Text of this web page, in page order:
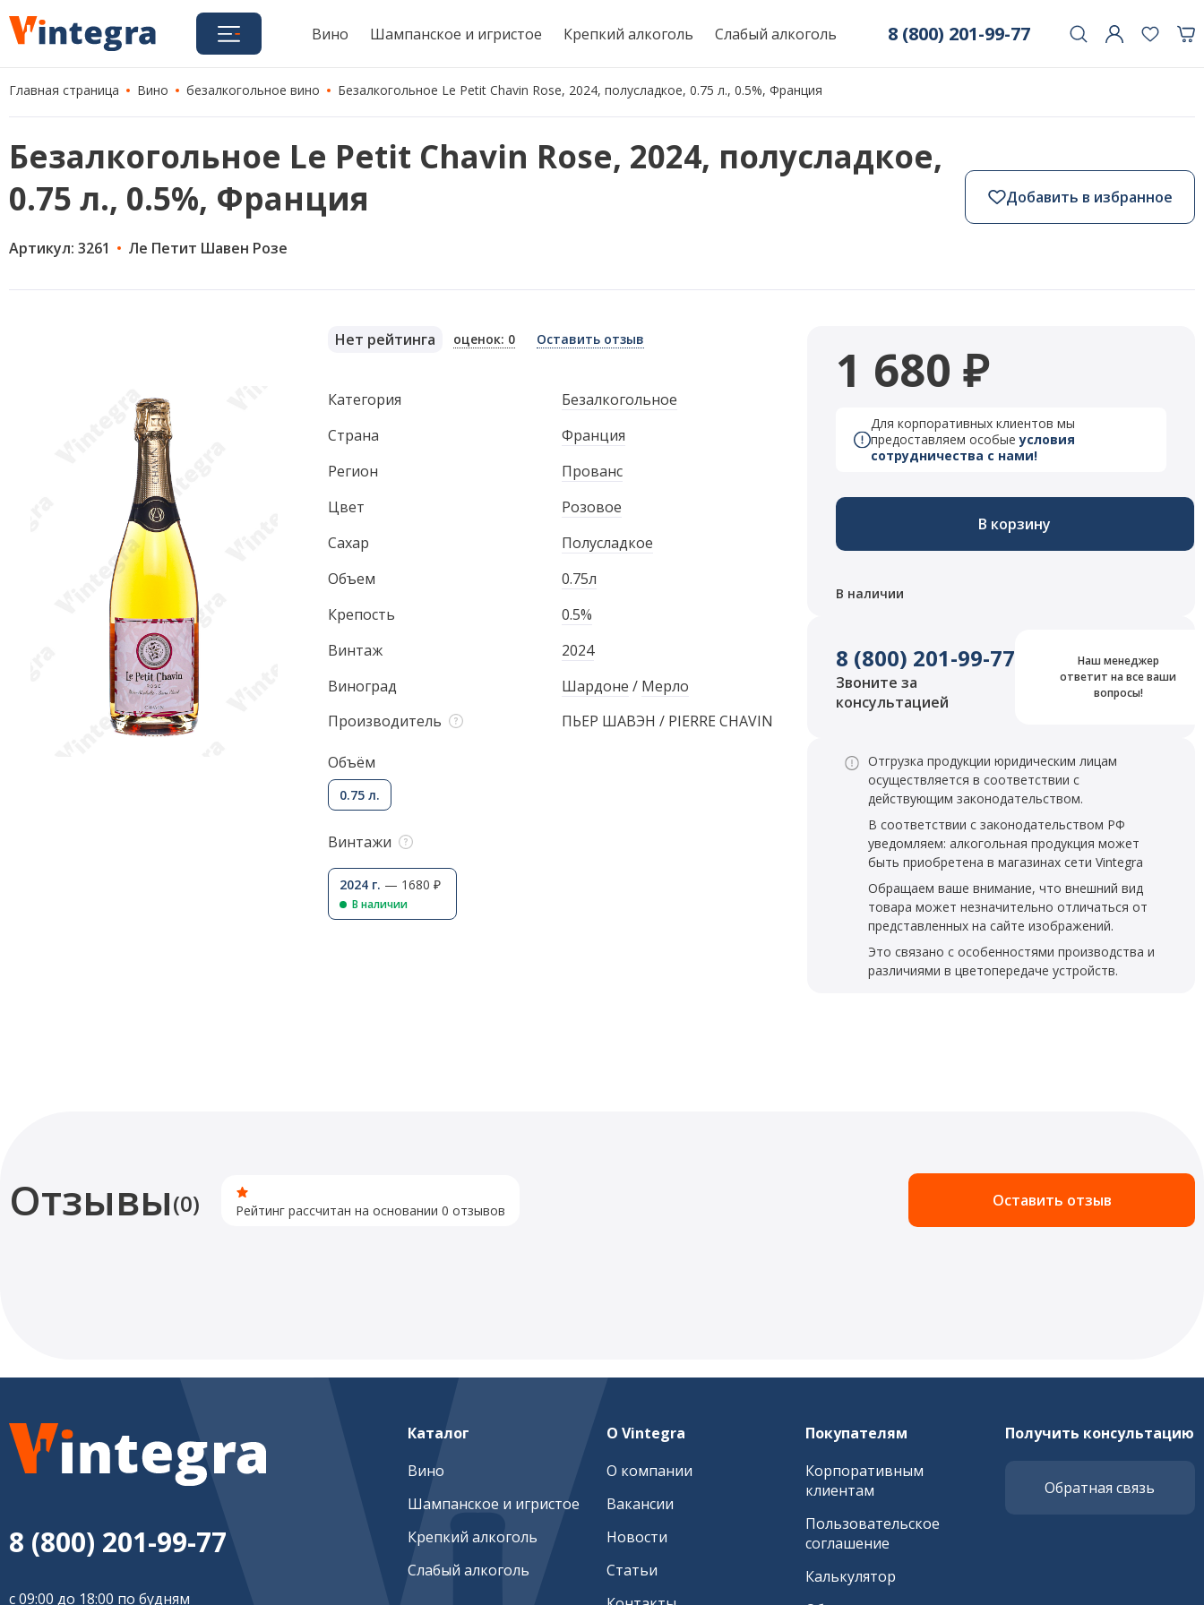
Вино Шампанское и игристое Крепкий алкоголь Слабый алкоголь 8 (800) 201-99-77
Главная страница Вино безалкогольное вино Безалкогольное Le Petit Chavin Rose, 2024, полусладкое, 0.75 л., 0.5%, Франция
Безалкогольное Le Petit Chavin Rose, 2024, полусладкое,
0.75 л., 0.5%, Франция
Артикул: 3261 Ле Петит Шавен Розе
Добавить в избранное
Нет рейтинга оценок: 0 Оставить отзыв
Категория
Безалкогольное
Страна
Франция
Регион
Прованс
Цвет
Розовое
Сахар
Полусладкое
Объем
0.75л
Крепость
0.5%
Винтаж
2024
Виноград
Шардоне / Мерло
Производитель
ПЬЕР ШАВЭН / PIERRE CHAVIN
Объём
0.75 л.
Винтажи
2024 г. — 1680 ₽
В наличии
1 680 ₽
Для корпоративных клиентов мы
предоставляем особыеусловия
сотрудничества с нами!
В корзину
В наличии
8 (800) 201-99-77
Звоните за
консультацией
Наш менеджер
ответит на все ваши
вопросы!
Отгрузка продукции юридическим лицам
осуществляется в соответствии с
действующим законодательством.
В соответствии с законодательством РФ
уведомляем: алкогольная продукция может
быть приобретена в магазинах сети Vintegra
Обращаем ваше внимание, что внешний вид
товара может незначительно отличаться от
представленных на сайте изображений.
Это связано с особенностями производства и
различиями в цветопередаче устройств.
Отзывы(0) Рейтинг рассчитан на основании 0 отзывов Оставить отзыв
8 (800) 201-99-77
с 09:00 до 18:00 по будням
Каталог
Вино
Шампанское и игристое
Крепкий алкоголь
Слабый алкоголь
О Vintegra
О компании
Вакансии
Новости
Статьи
Покупателям
Корпоративным
клиентам
Пользовательское
соглашение
Калькулятор
Получить консультацию
Обратная связь